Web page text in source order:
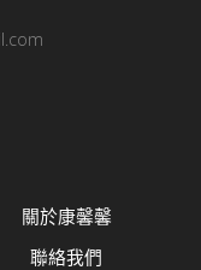
關於康馨馨
聯絡我們